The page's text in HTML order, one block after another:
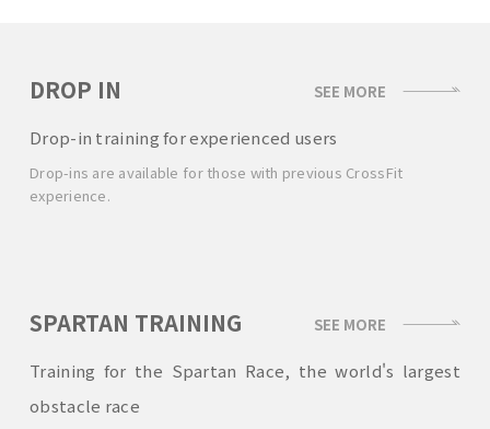
DROP IN
Drop-in training for experienced users
Drop-ins are available for those with previous CrossFit
experience.
SEE MORE
SPARTAN TRAINING
Training for the Spartan Race, the world's largest
obstacle race
SEE MORE